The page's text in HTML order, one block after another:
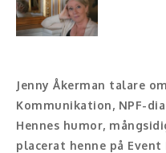
Keynote
Moderator
Konferencier
Jenny Åkerman talare
Kommunikation, NPF-
Hennes humor,
placerat henne på